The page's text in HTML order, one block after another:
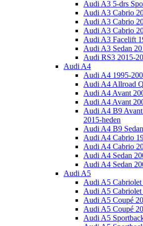
Audi A3 5-drs
Audi A3 Cabrio
Audi A3 Cabrio
Audi A3 Cabrio
Audi A3 Facelift
Audi A3 Sedan
Audi RS3 2015-
Audi A4
Audi A4 1995-
Audi A4 Allroad
Audi A4 Avant
Audi A4 Avant
Audi A4 B9
2015-heden
Audi A4 B9
Audi A4 Cabrio
Audi A4 Cabrio
Audi A4 Sedan
Audi A4 Sedan
Audi A5
Audi A5 Cabriolet
Audi A5 Cabriolet
Audi A5 Coupé
Audi A5 Coupé
Audi A5